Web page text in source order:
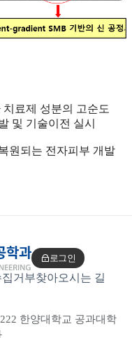
료제 성분의 고순도
및 기술이전 실시
원되는 전자피부 개발
로그인
거부찾아오시는 길
한양대학교 공과대학